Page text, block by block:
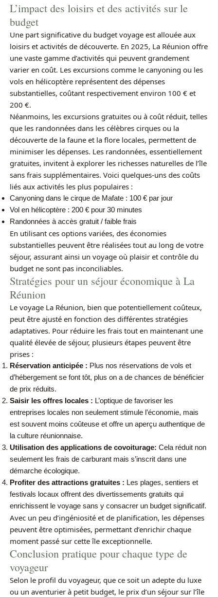
L’impact des loisirs et des activités sur le
budget
Une part significative du budget voyage est allouée aux
loisirs et activités de découverte. En 2025, La Réunion offre
une vaste gamme d’activités qui peuvent grandement
varier en coût. Les excursions comme le canyoning ou les
vols en hélicoptère représentent des dépenses
substantielles, coûtant respectivement environ 100 € et
200 €.
Néanmoins, les excursions gratuites ou à coût réduit, telles
que les randonnées dans les célèbres cirques ou la
découverte de la faune et la flore locales, permettent de
minimiser les dépenses. Les randonnées, essentiellement
gratuites, invitent à explorer les richesses naturelles de l’île
sans frais supplémentaires. Voici quelques-uns des coûts
liés aux activités les plus populaires :
Canyoning dans le cirque de Mafate : 100 € par jour
Vol en hélicoptère : 200 € pour 30 minutes
Randonnées à accès gratuit / faible frais
En utilisant ces options variées, des économies
substantielles peuvent être réalisées tout au long de votre
séjour, assurant ainsi un voyage où plaisir et contrôle du
budget ne sont pas inconciliables.
Stratégies pour un séjour économique à La
Réunion
Le voyage La Réunion, bien que potentiellement coûteux,
peut être ajusté en fonction des différentes stratégies
adaptatives. Pour réduire les frais tout en maintenant une
qualité élevée de séjour, plusieurs étapes peuvent être
prises :
Réservation anticipée : Plus nos réservations de vols et
d’hébergement se font tôt, plus on a de chances de bénéficier
de prix réduits.
Saisir les offres locales : L’optique de favoriser les
entreprises locales non seulement stimule l’économie, mais
est souvent moins coûteuse et offre un aperçu authentique de
la culture réunionnaise.
Utilisation des applications de covoiturage: Cela réduit non
seulement les frais de carburant mais s’inscrit dans une
démarche écologique.
Profiter des attractions gratuites : Les plages, sentiers et
festivals locaux offrent des divertissements gratuits qui
enrichissent le voyage sans y consacrer un budget significatif.
Avec un peu d’ingéniosité et de planification, les dépenses
peuvent être optimisées, permettant d’enrichir chaque
moment passé sur cette île exceptionnelle.
Conclusion pratique pour chaque type de
voyageur
Selon le profil du voyageur, que ce soit un adepte du luxe
ou un aventurier à petit budget, le prix d’un séjour sur l’île